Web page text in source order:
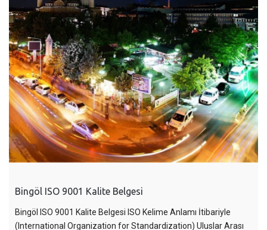
Bingöl ISO 9001 Kalite Belgesi
Bingöl ISO 9001 Kalite Belgesi ISO Kelime Anlamı İtibariyle
(International Organization for Standardization) Uluslar Arası